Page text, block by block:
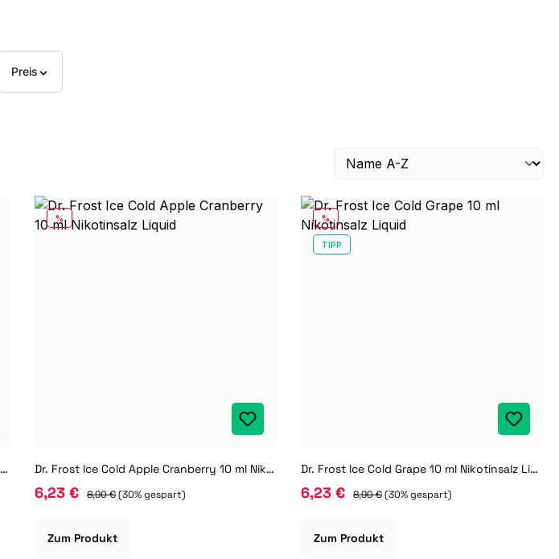
Preis
Dr. Frost Frosty Fizz Vimo 10 ml Nikotinsalz Liquid
RABATT
%
Dr. Frost Ice Cold Apple Cranberry 10 ml Nikotinsalz Liquid
6,23 € 8,90 €(30% gespart)
Zum Produkt
RABATT
%
TIPP
Dr. Frost Ice Cold Grape 10 ml Nikotinsalz Liquid
6,23 € 8,90 €(30% gespart)
Zum Produkt